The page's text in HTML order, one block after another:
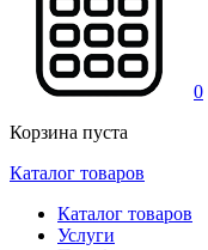
0
Корзина пуста
Каталог товаров
Каталог товаров
Услуги